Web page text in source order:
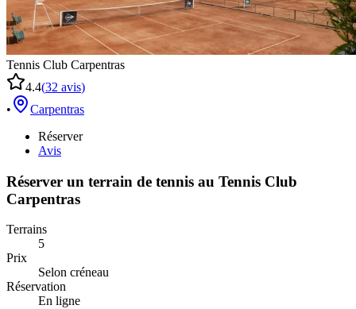
Tennis Club Carpentras
4.4(32 avis)
•
Carpentras
Réserver
Avis
Réserver un terrain de tennis au Tennis Club
Carpentras
Terrains
5
Prix
Selon créneau
Réservation
En ligne